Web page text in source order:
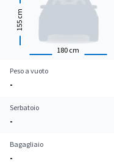
180 cm
155
cm
Peso a vuoto
-
Serbatoio
-
Bagagliaio
-